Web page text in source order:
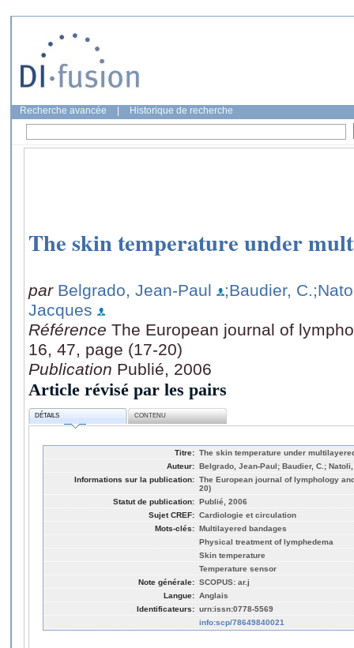
Recherche avancée Historique de recherche
The skin temperature under
par Belgrado, Jean-Paul ;Baudier, C.
Jacques
Référence The European journal of
16, 47, page (17-20)
Publication Publié, 2006
Article révisé par les pairs
DÉTAILS CONTENU
Titre: The skin temperature under
Auteur: Belgrado, Jean-Paul; Baudier, C.;
Informations sur la publication: The European journal of lymphology
20)
Statut de publication: Publié, 2006
Sujet CREF: Cardiologie et circulation
Mots-clés: Multilayered bandages
Physical treatment of lymphedema
Skin temperature
Temperature sensor
Note générale: SCOPUS: ar.j
Langue: Anglais
Identificateurs: urn:issn:0778-5569
info:scp/78649840021